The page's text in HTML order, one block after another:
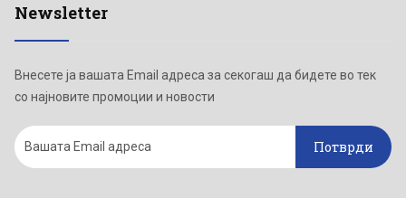
Newsletter
Внесете ја вашата Email адреса за секогаш да бидете во тек
со најновите промоции и новости
Потврди